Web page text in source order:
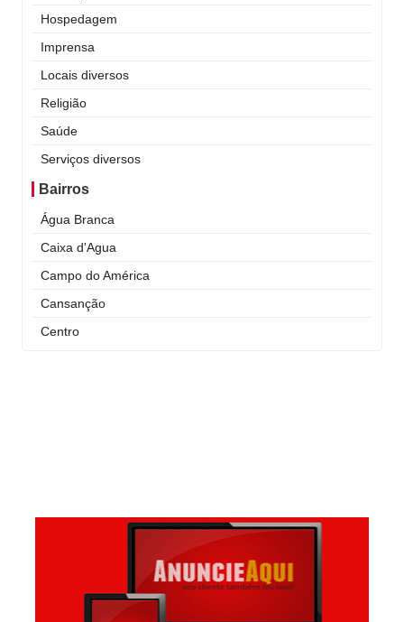
Hospedagem
Imprensa
Locais diversos
Religião
Saúde
Serviços diversos
Bairros
Água Branca
Caixa d'Agua
Campo do América
Cansanção
Centro
Pompilio Sampaio